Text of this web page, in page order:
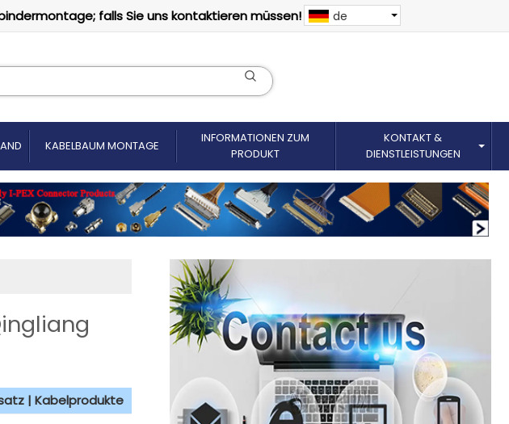
falls Sie uns kontaktieren müssen! de
KABELBAUM MONTAGE
INFORMATIONEN ZUM
PRODUKT
KONTAKT &
DIENSTLEISTUNGEN
| Kabelprodukte